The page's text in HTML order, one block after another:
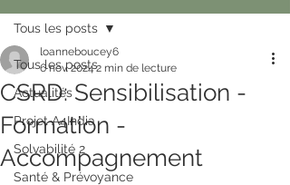
Tous les posts
Actualités
Projet A4India
Solvabilité 2
Santé & Prévoyance
Tous les posts
CSRD: Sensibilisation -
Formation -
Accompagnement
loanneboucey6
6 nov. 20242 min de lecture